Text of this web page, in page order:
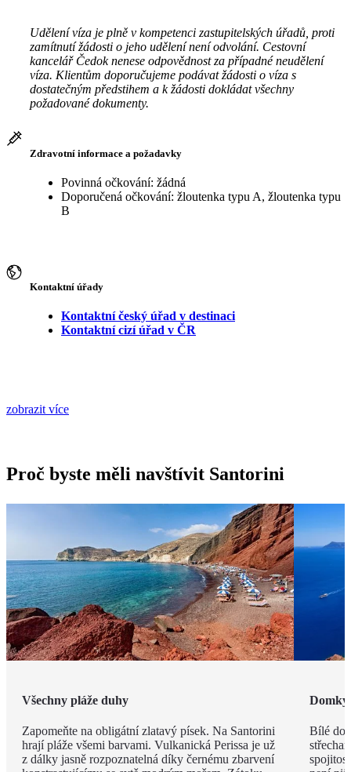
Udělení víza je plně v kompetenci zastupitelských úřadů, proti
zamítnutí žádosti o jeho udělení není odvolání. Cestovní
kancelář Čedok nenese odpovědnost za případné neudělení
víza. Klientům doporučujeme podávat žádosti o víza s
dostatečným předstihem a k žádosti dokládat všechny
požadované dokumenty.
Zdravotní informace a požadavky
Povinná očkování: žádná
Doporučená očkování: žloutenka typu A, žloutenka typu
B
Kontaktní úřady
Kontaktní český úřad v destinaci
Kontaktní cizí úřad v ČR
zobrazit více
Proč byste měli navštívit Santorini
Všechny pláže duhy
Zapomeňte na obligátní zlatavý písek. Na Santorini
hrají pláže všemi barvami. Vulkanická Perissa je už
z dálky jasně rozpoznatelná díky černému zbarvení
Domky
Bílé